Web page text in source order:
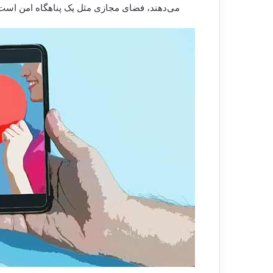
می‌دهند، فضای مجازی مثل یک پناهگاه امن